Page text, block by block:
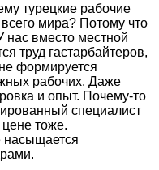
турецкие рабочие
мира? Потому что
вместо местной
труд гастарбайтеров,
формируется
рабочих. Даже
и опыт. Почему-то
специалист
цене тоже.
насыщается